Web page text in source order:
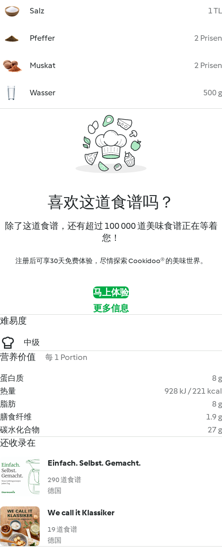
Salz 1 TL
Pfeffer 2 Prisen
Muskat 2 Prisen
Wasser 500 g
喜欢这道食谱吗？
除了这道食谱，还有超过 100 000 道美味食谱正在等着
您！
注册后可享30天免费体验，尽情探索 Cookidoo® 的美味世界。
马上体验
更多信息
难易度
中级
营养价值 每 1 Portion
蛋白质
8 g
热量
928 kJ / 221 kcal
脂肪
8 g
膳食纤维
1.9 g
碳水化合物
27 g
还收录在
Einfach. Selbst. Gemacht.
290 道食谱
德国
We call it Klassiker
19 道食谱
德国